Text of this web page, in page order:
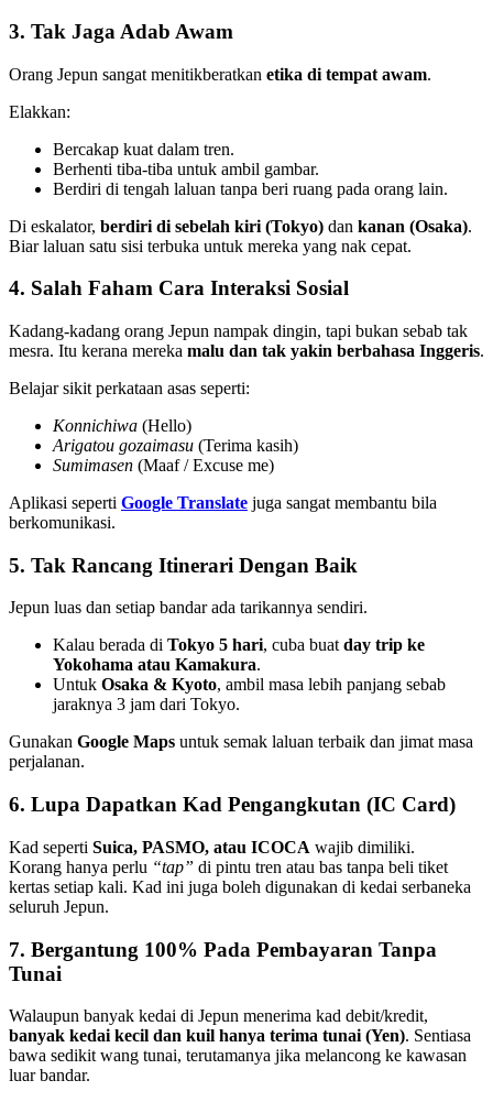
3. Tak Jaga Adab Awam
Orang Jepun sangat menitikberatkan etika di tempat awam.
Elakkan:
Bercakap kuat dalam tren.
Berhenti tiba-tiba untuk ambil gambar.
Berdiri di tengah laluan tanpa beri ruang pada orang lain.
Di eskalator, berdiri di sebelah kiri (Tokyo) dan kanan (Osaka).
Biar laluan satu sisi terbuka untuk mereka yang nak cepat.
4. Salah Faham Cara Interaksi Sosial
Kadang-kadang orang Jepun nampak dingin, tapi bukan sebab tak
mesra. Itu kerana mereka malu dan tak yakin berbahasa Inggeris.
Belajar sikit perkataan asas seperti:
Konnichiwa (Hello)
Arigatou gozaimasu (Terima kasih)
Sumimasen (Maaf / Excuse me)
Aplikasi seperti Google Translate juga sangat membantu bila
berkomunikasi.
5. Tak Rancang Itinerari Dengan Baik
Jepun luas dan setiap bandar ada tarikannya sendiri.
Kalau berada di Tokyo 5 hari, cuba buatday trip ke
Yokohama atau Kamakura.
Untuk Osaka & Kyoto, ambil masa lebih panjang sebab
jaraknya 3 jam dari Tokyo.
Gunakan Google Maps untuk semak laluan terbaik dan jimat masa
perjalanan.
6. Lupa Dapatkan Kad Pengangkutan (IC Card)
Kad seperti Suica, PASMO, atau ICOCA wajib dimiliki.
Korang hanya perlu “tap” di pintu tren atau bas tanpa beli tiket
kertas setiap kali. Kad ini juga boleh digunakan di kedai serbaneka
seluruh Jepun.
7. Bergantung 100% Pada Pembayaran Tanpa
Tunai
Walaupun banyak kedai di Jepun menerima kad debit/kredit,
banyak kedai kecil dan kuil hanya terima tunai (Yen). Sentiasa
bawa sedikit wang tunai, terutamanya jika melancong ke kawasan
luar bandar.